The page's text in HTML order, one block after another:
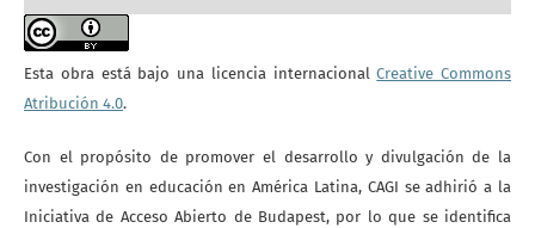
Esta obra está bajo una licencia internacionalCreative Commons
Atribución 4.0.
Con el propósito de promover el desarrollo y divulgación de la
investigación en educación en América Latina, CAGI se adhirió a la
Iniciativa de Acceso Abierto de Budapest, por lo que se identifica